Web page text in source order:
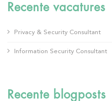
Recente vacatures
Privacy & Security Consultant
Information Security Consultant
Recente blogposts